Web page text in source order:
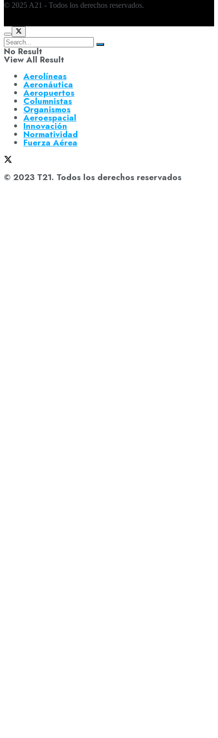
© 2025 A21 - Todos los derechos reservados.
No Result
View All Result
Aerolíneas
Aeronáutica
Aeropuertos
Columnistas
Organismos
Aeroespacial
Innovación
Normatividad
Fuerza Aérea
© 2023 T21. Todos los derechos reservados